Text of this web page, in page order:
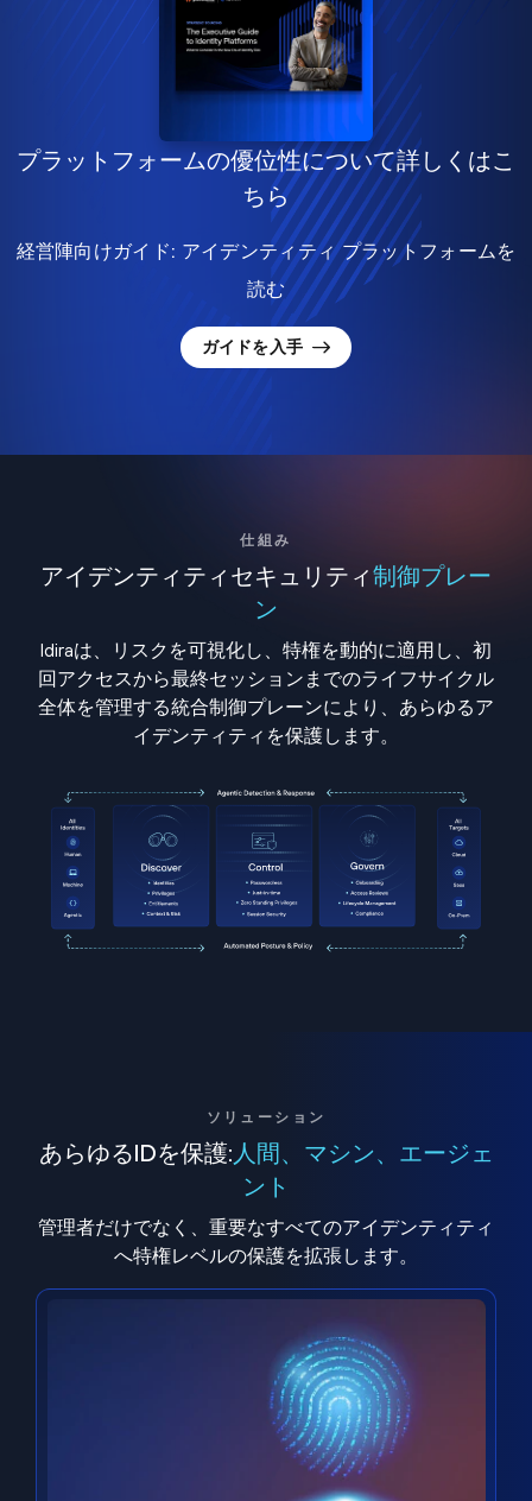
プラットフォームの優位性について詳しくはこ
ちら
経営陣向けガイド: アイデンティティ プラットフォームを
読む
ガイドを入手
仕組み
アイデンティティセキュリティ制御プレー
ン
Idiraは、リスクを可視化し、特権を動的に適用し、初
回アクセスから最終セッションまでのライフサイクル
全体を管理する統合制御プレーンにより、あらゆるア
イデンティティを保護します。
ソリューション
あらゆるIDを保護: 人間、マシン、エージェ
ント
管理者だけでなく、重要なすべてのアイデンティティ
へ特権レベルの保護を拡張します。